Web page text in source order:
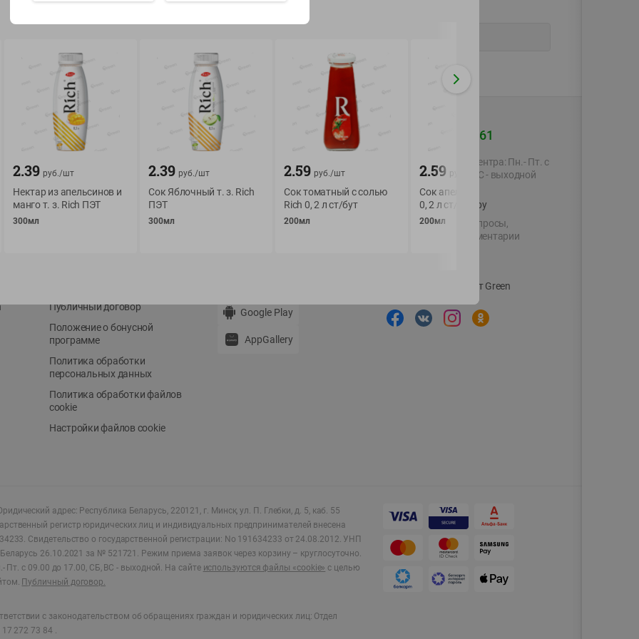
О сервисе
Возврат товара
Публичный договор
Положение о бонусной
программе
Политика обработки
персональных данных
Политика обработки файлов
cookie
Настройки файлов cookie
Мой Green
Обратная связь
Google Play
AppGallery
+375 44 560-60-61
Время работы Call-центра: Пн.- Пт. с
09.00 до 17.00, СБ, ВС - выходной
shop@green-market.by
Пишите нам свои вопросы,
предложения и комментарии
Корпоративный сайт Green
адрес: Республика Беларусь, 220121, г. Минск, ул. П. Глебки, д. 5, каб. 55
регистр юридических лиц и индивидуальных предпринимателей внесена
Свидетельство о государственной регистрации: No 191634233 от 24.08.2012. УНП
26.10.2021 за № 521721. Режим приема заявок через корзину – круглосуточно.
Пт. с 09.00 до 17.00, СБ, ВС - выходной. На сайте используются файлы «cookie» с целью
Публичный договор.
с законодательством об обращениях граждан и юридических лиц: Отдел
272 73 84 .
2.39 руб./шт
Нектар из апельсинов и
манго т. з. Rich ПЭТ
300мл
2.39 руб./шт
Сок Яблочный т. з. Rich
ПЭТ
300мл
2.59 руб./шт
Сок томатный с солью
Rich 0, 2 л ст/бут
200мл
2.59 руб./ шт
Сок апельсиновый Rich
0, 2 л ст/бут
200мл